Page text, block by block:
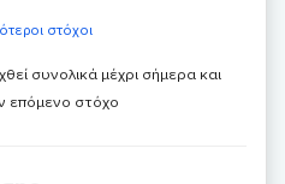
στόχοι
συνολικά μέχρι σήμερα και
επόμενο στόχο